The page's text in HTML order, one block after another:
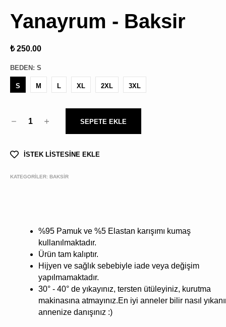
Yanayrum - Baksir
₺ 250.00
BEDEN : S
S M L XL 2XL 3XL
1 SEPETE EKLE
İSTEK LİSTESİNE EKLE
KATEGORİLER: BAKSİR
%95 Pamuk ve %5 Elastan karışımı kumaş
kullanılmaktadır.
Ürün tam kalıptır.
Hijyen ve sağlık sebebiyle iade veya değişim
yapılmamaktadır.
30° - 40° de yıkayınız, tersten ütüleyiniz, kurutma
makinasına atmayınız.En iyi anneler bilir nasıl
annenize danışınız :)